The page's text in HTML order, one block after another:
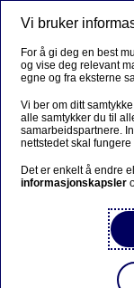
Vi bruker
For å gi deg en best
og vise deg relevant
egne og fra eksterne
Vi ber om ditt
alle samtykker du til
samarbeidspartnere.
nettstedet skal
Det er enkelt å endre
informasjonskapsler